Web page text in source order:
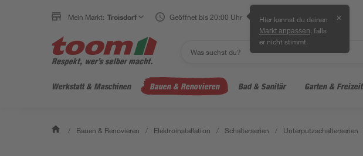
Mein Markt: Troisdorf Geöffnet bis 20:00 Uhr Hier kannst du deinen
Markt anpassen , falls
er nicht stimmt.
✕
Werkstatt & Maschinen Bauen & Renovieren Bad & Sanitär Garten & Freizeit
/ Bauen & Renovieren / Elektroinstallation / Schalterserien / Unterputzschalterserien